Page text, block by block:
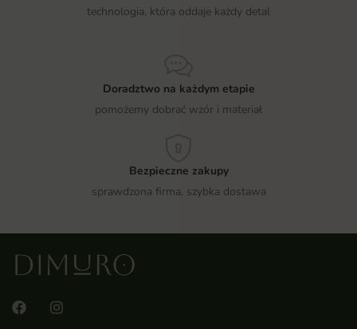
technologia, która oddaje każdy detal
Doradztwo na każdym etapie
pomożemy dobrać wzór i materiał
Bezpieczne zakupy
sprawdzona firma, szybka dostawa